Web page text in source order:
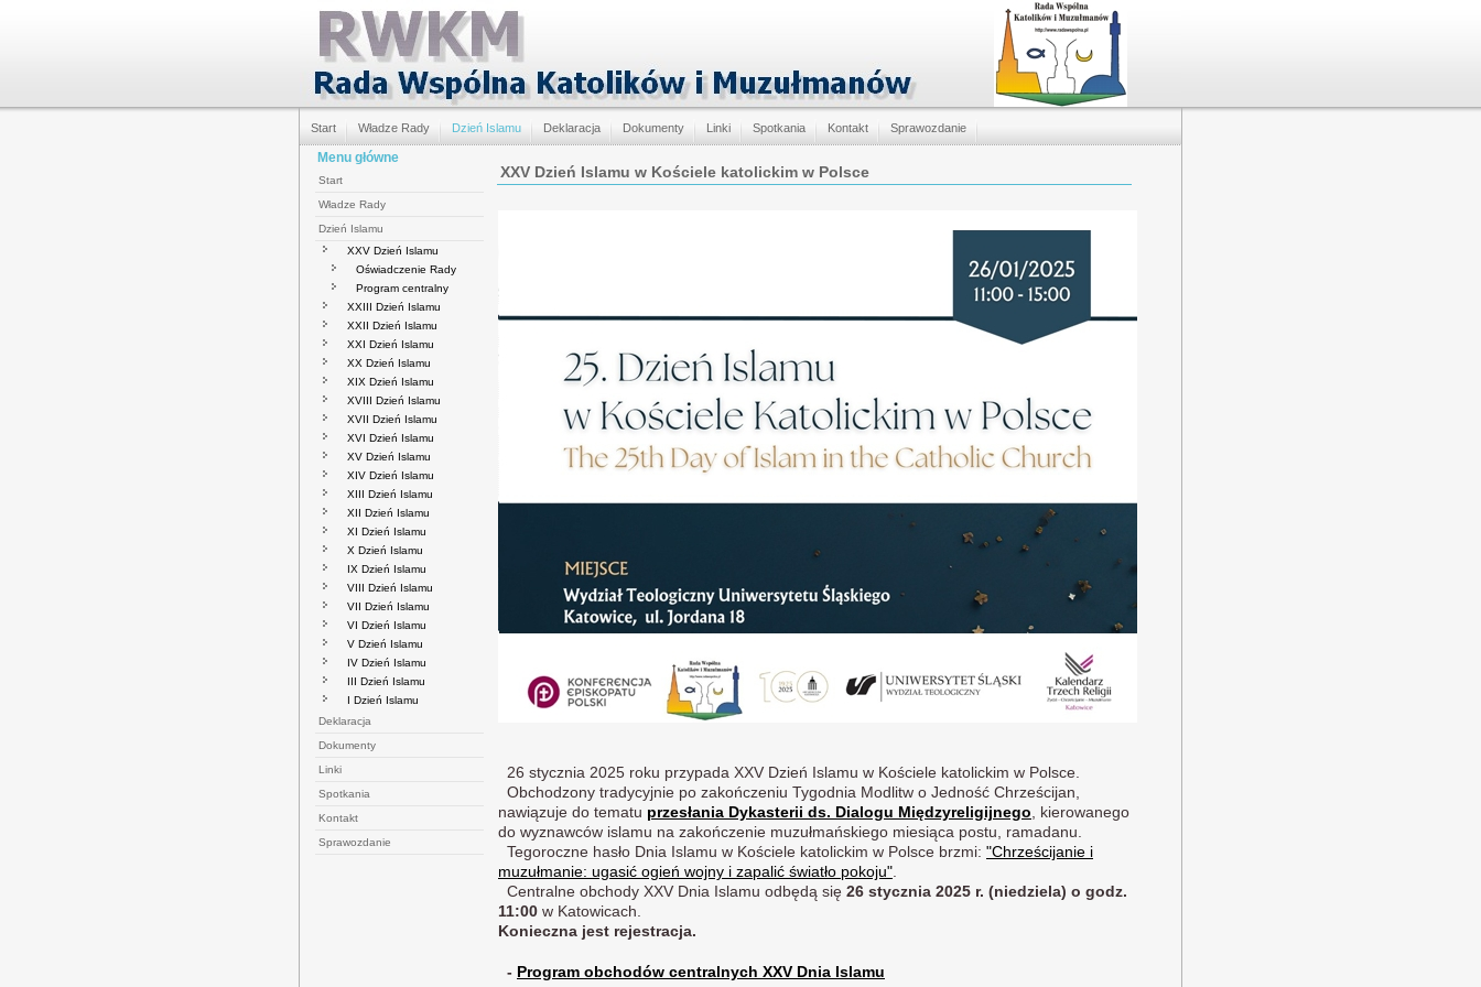
Start Władze Rady Dzień Islamu Deklaracja Dokumenty Linki Spotkania Kontakt Sprawozdanie
Menu główne
Start
Władze Rady
Dzień Islamu
XXV Dzień Islamu
Oświadczenie Rady
Program centralny
XXIII Dzień Islamu
XXII Dzień Islamu
XXI Dzień Islamu
XX Dzień Islamu
XIX Dzień Islamu
XVIII Dzień Islamu
XVII Dzień Islamu
XVI Dzień Islamu
XV Dzień Islamu
XIV Dzień Islamu
XIII Dzień Islamu
XII Dzień Islamu
XI Dzień Islamu
X Dzień Islamu
IX Dzień Islamu
VIII Dzień Islamu
VII Dzień Islamu
VI Dzień Islamu
V Dzień Islamu
IV Dzień Islamu
III Dzień Islamu
I Dzień Islamu
Deklaracja
Dokumenty
Linki
Spotkania
Kontakt
Sprawozdanie
XXV Dzień Islamu w Kościele katolickim w Polsce
26 stycznia 2025 roku przypada XXV Dzień Islamu w Kościele katolickim w Polsce.
Obchodzony tradycyjnie po zakończeniu Tygodnia Modlitw o Jedność Chrześcijan,
nawiązuje do tematu przesłania Dykasterii ds. Dialogu Międzyreligijnego , kierowanego
do wyznawców islamu na zakończenie muzułmańskiego miesiąca postu, ramadanu.
Tegoroczne hasło Dnia Islamu w Kościele katolickim w Polsce brzmi: "Chrześcijanie i
muzułmanie: ugasić ogień wojny i zapalić światło pokoju"
Centralne obchody XXV Dnia Islamu odbędą się 26 stycznia 2025 r. (niedziela) o godz.
11:00 w Katowicach.
Konieczna jest rejestracja.
- Program obchodów centralnych XXV Dnia Islamu